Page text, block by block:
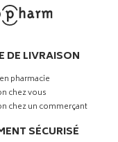
DE LIVRAISON
pharmacie
chez vous
chez un commerçant
SÉCURISÉ